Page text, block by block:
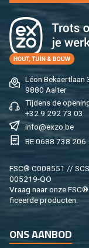
Léon Be­kaert­laan
9880 Aal­ter
Tij­dens de
+32 9 292 73 03
info@​exzo.​be
BE 0688 738 206
FSC® C008551 //
005219-QO
Vraag naar onze
fi­ceer­de pro­duc­ten.
ONS AAN­BOD